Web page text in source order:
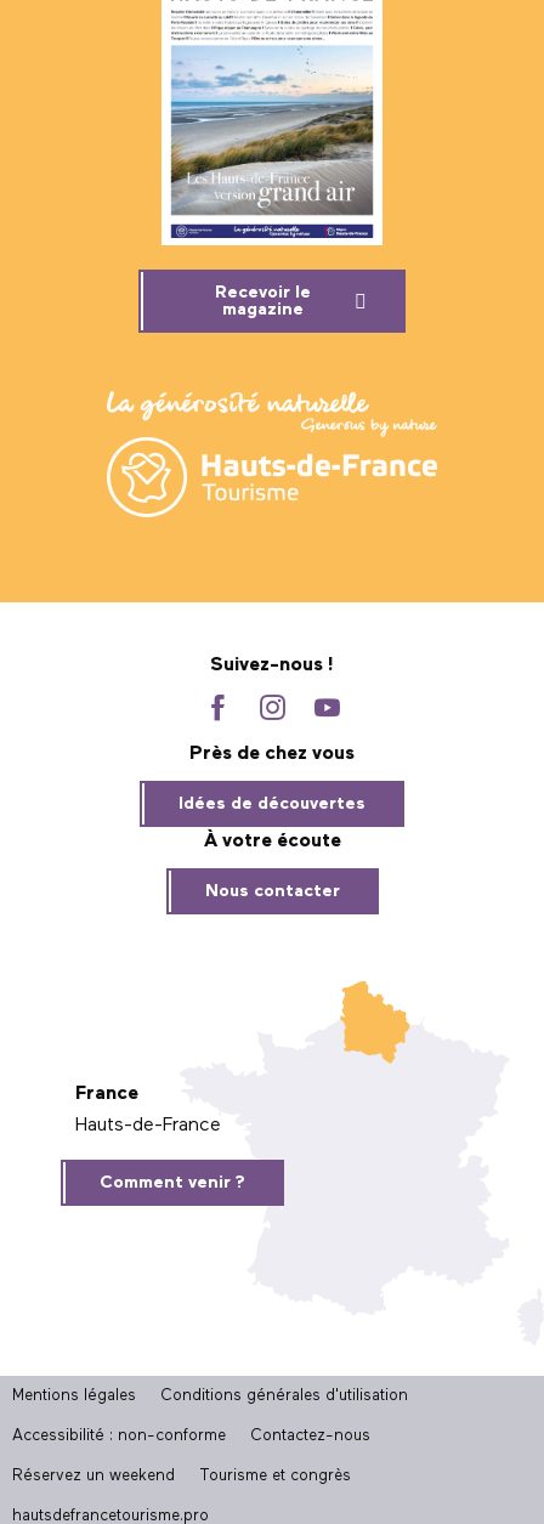
Recevoir le
magazine
Suivez-nous !
Près de chez vous
Idées de découvertes
À votre écoute
Nous contacter
France
Hauts-de-France
Comment venir ?
Mentions légales Conditions générales d'utilisation
Accessibilité : non-conforme Contactez-nous
Réservez un weekend Tourisme et congrès
hautsdefrancetourisme.pro